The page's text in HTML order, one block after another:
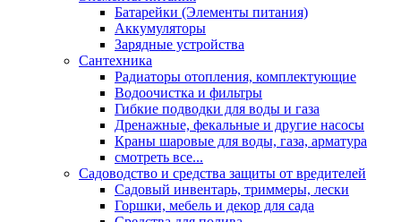
Батарейки (Элементы питания)
Аккумуляторы
Зарядные устройства
Сантехника
Радиаторы отопления, комплектующие
Водоочистка и фильтры
Гибкие подводки для воды и газа
Дренажные, фекальные и другие насосы
Краны шаровые для воды, газа, арматура
смотреть все...
Садоводство и средства защиты от вредителей
Садовый инвентарь, триммеры, лески
Горшки, мебель и декор для сада